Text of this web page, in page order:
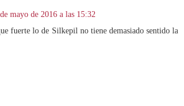
mayo de 2016 a las 15:32
fuerte lo de Silkepil no tiene demasiado sentido la